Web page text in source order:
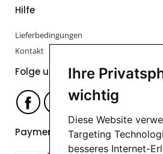
Ihre
wichtig
Diese Website
Targeting
besseres Internet-
Hilfe
Lieferbedingungen
Kontakt
Folge uns
Payment options